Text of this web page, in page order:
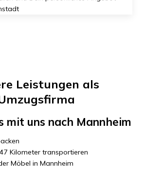
Leistungen als
mit uns nach Mannheim
Kilometer transportieren
Möbel in Mannheim